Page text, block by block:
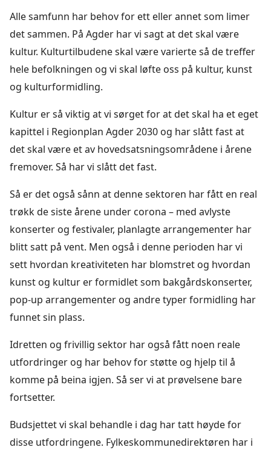
Alle samfunn har behov for ett eller annet som limer
det sammen. På Agder har vi sagt at det skal være
kultur. Kulturtilbudene skal være varierte så de treffer
hele befolkningen og vi skal løfte oss på kultur, kunst
og kulturformidling.
Kultur er så viktig at vi sørget for at det skal ha et eget
kapittel i Regionplan Agder 2030 og har slått fast at
det skal være et av hovedsatsningsområdene i årene
fremover. Så har vi slått det fast.
Så er det også sånn at denne sektoren har fått en real
trøkk de siste årene under corona – med avlyste
konserter og festivaler, planlagte arrangementer har
blitt satt på vent. Men også i denne perioden har vi
sett hvordan kreativiteten har blomstret og hvordan
kunst og kultur er formidlet som bakgårdskonserter,
pop-up arrangementer og andre typer formidling har
funnet sin plass.
Idretten og frivillig sektor har også fått noen reale
utfordringer og har behov for støtte og hjelp til å
komme på beina igjen. Så ser vi at prøvelsene bare
fortsetter.
Budsjettet vi skal behandle i dag har tatt høyde for
disse utfordringene. Fylkeskommunedirektøren har i